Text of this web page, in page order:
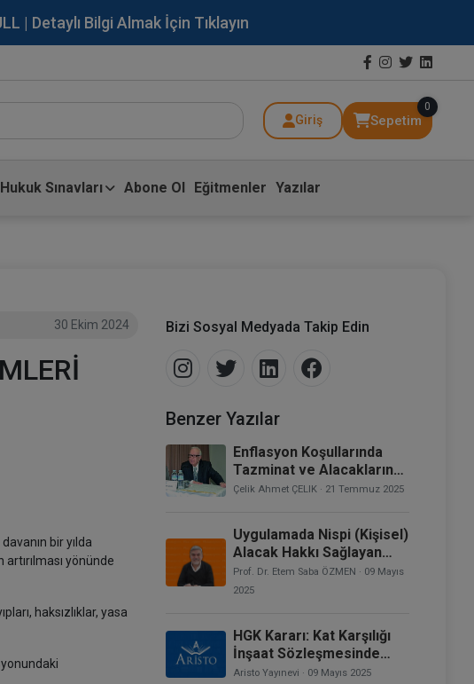
| Detaylı Bilgi Almak İçin Tıklayın
Giriş Sepetim
0
Hukuk Sınavları Abone Ol Eğitmenler Yazılar
30 Ekim 2024
bir yılda
yönünde
haksızlıklar, yasa
Bizi Sosyal Medyada Takip Edin
Benzer Yazılar
Enflasyon Koşullarında
Tazminat ve Alacakların
Değerlendirilmesi
Çelik Ahmet ÇELIK · 21 Temmuz 2025
Uygulamada Nispi (Kişisel)
Alacak Hakkı Sağlayan
Sistemler: Devre Tatil
Hakkı
Prof. Dr. Etem Saba ÖZMEN · 09 Mayıs
2025
HGK Kararı: Kat Karşılığı
İnşaat Sözleşmesinde
Belirtilenden Başka Bir
Aristo Yayınevi · 09 Mayıs 2025